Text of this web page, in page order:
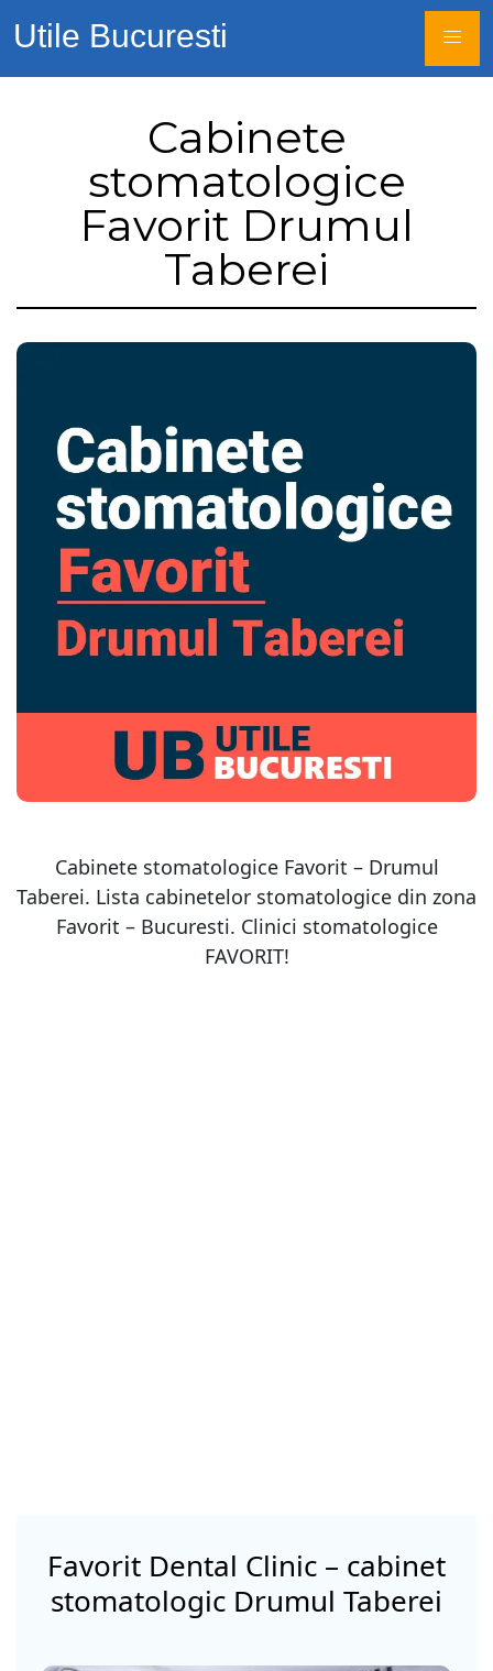
Utile Bucuresti
Cabinete
stomatologice
Favorit Drumul
Taberei
Cabinete stomatologice Favorit – Drumul
Taberei. Lista cabinetelor stomatologice din zona
Favorit – Bucuresti. Clinici stomatologice
FAVORIT!
Favorit Dental Clinic – cabinet
stomatologic Drumul Taberei